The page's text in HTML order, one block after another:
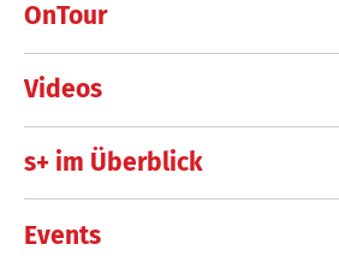
OnTour
Videos
s+ im Überblick
Events